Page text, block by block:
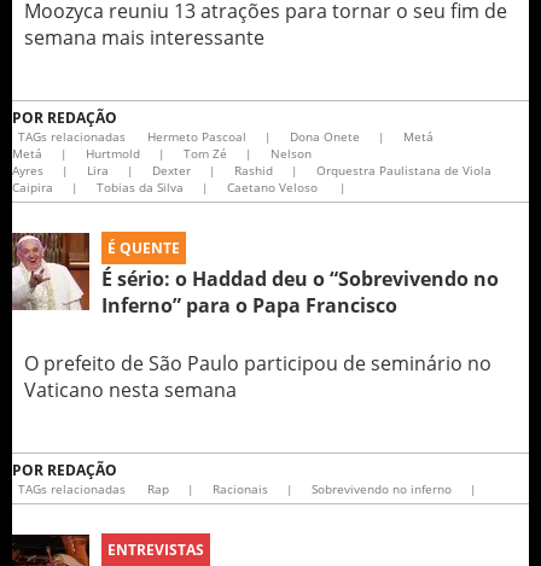
Moozyca reuniu 13 atrações para tornar o seu fim de
semana mais interessante
POR REDAÇÃO
TAGs relacionadas Hermeto Pascoal | Dona Onete |
Metá
Metá
| Hurtmold | Tom Zé |
Nelson
Ayres
| Lira | Dexter | Rashid |
Orquestra Paulistana de Viola
Caipira
| Tobias da Silva | Caetano Veloso |
É QUENTE
É sério: o Haddad deu o “Sobrevivendo no
Inferno” para o Papa Francisco
O prefeito de São Paulo participou de seminário no
Vaticano nesta semana
POR REDAÇÃO
TAGs relacionadas Rap | Racionais | Sobrevivendo no inferno |
ENTREVISTAS